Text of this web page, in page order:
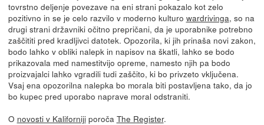
tovrstno deljenje povezave na eni strani pokazalo kot zelo
pozitivno in se je celo razvilo v moderno kulturo wardrivinga, so na
drugi strani državniki očitno prepričani, da je uporabnike potrebno
zaščititi pred kradljivci datotek. Opozorila, ki jih prinaša novi zakon,
bodo lahko v obliki nalepk in napisov na škatli, lahko se bodo
prikazovala med namestitvijo opreme, namesto njih pa bodo
proizvajalci lahko vgradili tudi zaščito, ki bo privzeto vključena.
Vsaj ena opozorilna nalepka bo morala biti postavljena tako, da jo
bo kupec pred uporabo naprave moral odstraniti.
O novosti v Kalifornijiporoča The Register.